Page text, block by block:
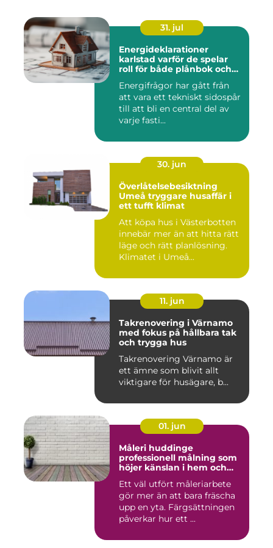
31. jul
Energideklarationer
karlstad varför de spelar
roll för både plånbok och
Energifrågor har gått från
att vara ett tekniskt sidospår
till att bli en central del av
varje fasti...
30. jun
Överlåtelsebesiktning
Umeå tryggare husaffär i
ett tufft klimat
Att köpa hus i Västerbotten
innebär mer än att hitta rätt
läge och rätt planlösning.
Klimatet i Umeå...
11. jun
Takrenovering i Värnamo
med fokus på hållbara tak
och trygga hus
Takrenovering Värnamo är
ett ämne som blivit allt
viktigare för husägare, b...
01. jun
Måleri huddinge
professionell målning som
höjer känslan i hem och
Ett väl utfört måleriarbete
gör mer än att bara fräscha
upp en yta. Färgsättningen
påverkar hur ett ...